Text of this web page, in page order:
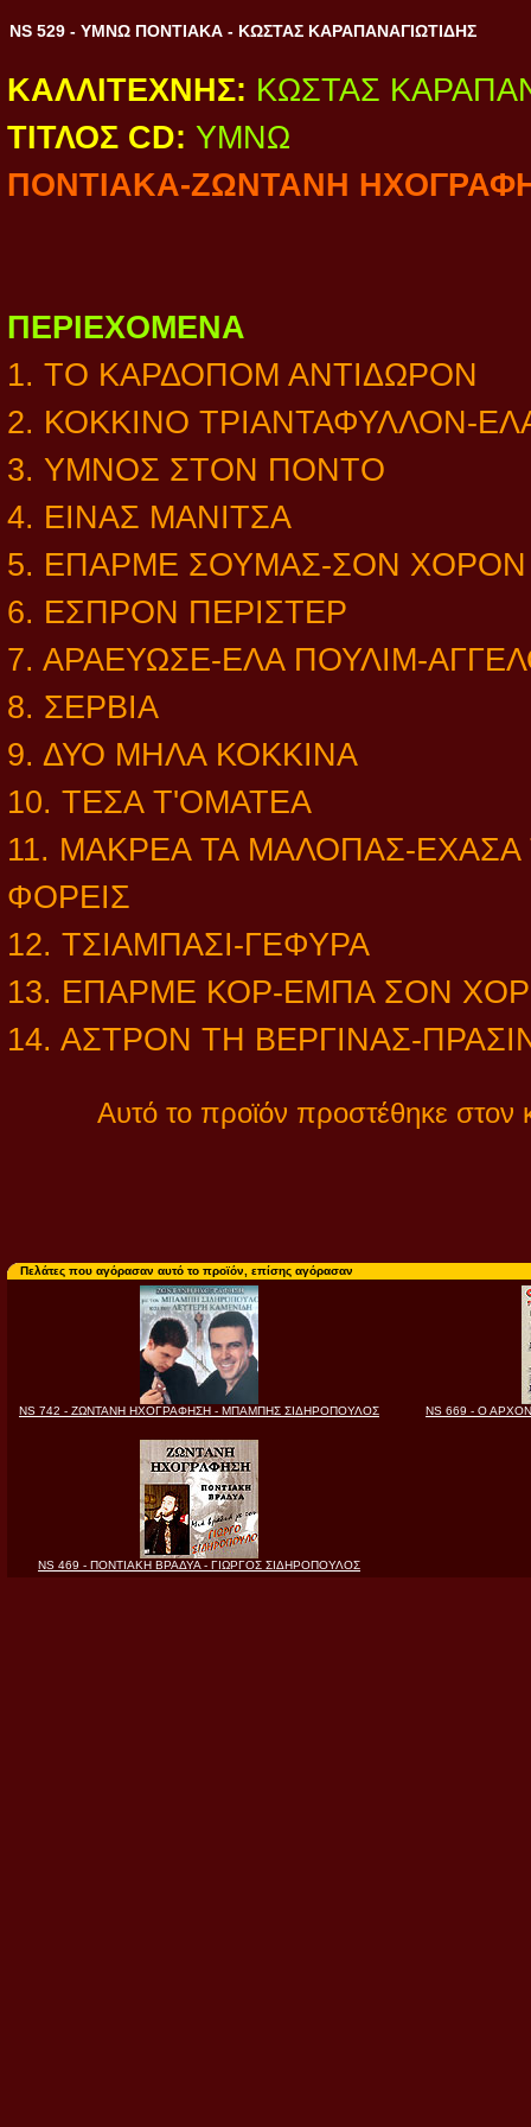
NS 529 - ΥΜΝΩ ΠΟΝΤΙΑΚΑ - ΚΩΣΤΑΣ ΚΑΡΑΠΑΝΑΓΙΩΤΙΔΗΣ
ΚΑΛΛΙΤΕΧΝΗΣ: ΚΩΣΤΑΣ
ΤΙΤΛΟΣ CD: ΥΜΝΩ
ΠΟΝΤΙΑΚΑ-ΖΩΝΤΑΝΗ
ΠΕΡΙΕΧΟΜΕΝΑ
1. ΤΟ ΚΑΡΔΟΠΟΜ ΑΝΤΙΔΩΡΟΝ
2. ΚΟΚΚΙΝΟ ΤΡΙΑΝΤΑΦΥΛΛΟΝ-
3. ΥΜΝΟΣ ΣΤΟΝ ΠΟΝΤΟ
4. ΕΙΝΑΣ ΜΑΝΙΤΣΑ
5. ΕΠΑΡΜΕ ΣΟΥΜΑΣ-ΣΟΝ
6. ΕΣΠΡΟΝ ΠΕΡΙΣΤΕΡ
7. ΑΡΑΕΥΩΣΕ-ΕΛΑ ΠΟΥΛΙΜ-
8. ΣΕΡΒΙΑ
9. ΔΥΟ ΜΗΛΑ ΚΟΚΚΙΝΑ
10. ΤΕΣΑ Τ'ΟΜΑΤΕΑ
11. ΜΑΚΡΕΑ ΤΑ ΜΑΛΟΠΑΣ-
ΦΟΡΕΙΣ
12. ΤΣΙΑΜΠΑΣΙ-ΓΕΦΥΡΑ
13. ΕΠΑΡΜΕ ΚΟΡ-ΕΜΠΑ ΣΟΝ
14. ΑΣΤΡΟΝ ΤΗ ΒΕΡΓΙΝΑΣ-
Αυτό το προϊόν προστέθηκε
Πελάτες που αγόρασαν αυτό το προϊόν, επίσης αγόρασαν
NS 742 - ΖΩΝΤΑΝΗ ΗΧΟΓΡΑΦΗΣΗ - ΜΠΑΜΠΗΣ ΣΙΔΗΡΟΠΟΥΛΟΣ NS 669 - Ο
NS 469 - ΠΟΝΤΙΑΚΗ ΒΡΑΔΥΑ - ΓΙΩΡΓΟΣ ΣΙΔΗΡΟΠΟΥΛΟΣ